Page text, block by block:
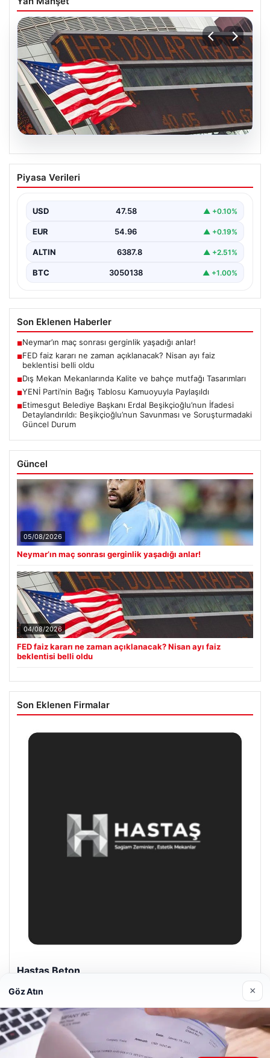
04.08.2026
FED faiz kararı ne zaman açıklanacak?
Nisan ayı faiz beklentisi belli oldu
Piyasa Verileri
USD 47.58 ▲ +0.10%
EUR 54.96 ▲ +0.19%
ALTIN 6387.8 ▲ +2.51%
BTC 3050138 ▲ +1.00%
Son Eklenen Haberler
■Neymar’ın maç sonrası gerginlik yaşadığı anlar!
■FED faiz kararı ne zaman açıklanacak? Nisan ayı faiz
beklentisi belli oldu
■Dış Mekan Mekanlarında Kalite ve bahçe mutfağı Tasarımları
■YENİ Parti’nin Bağış Tablosu Kamuoyuyla Paylaşıldı
■Etimesgut Belediye Başkanı Erdal Beşikçioğlu’nun İfadesi
Detaylandırıldı: Beşikçioğlu’nun Savunması ve Soruşturmadaki
Güncel Durum
Güncel
05/08/2026
Neymar’ın maç sonrası gerginlik yaşadığı anlar!
04/08/2026
FED faiz kararı ne zaman açıklanacak? Nisan ayı faiz
beklentisi belli oldu
Son Eklenen Firmalar
Enes Kaplan Avukatlık Bürosu
Göz Atın ×